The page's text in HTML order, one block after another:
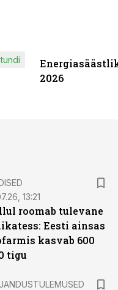
2026
13:21
roomab tulevane
Eesti ainsas
kasvab 600
tigu